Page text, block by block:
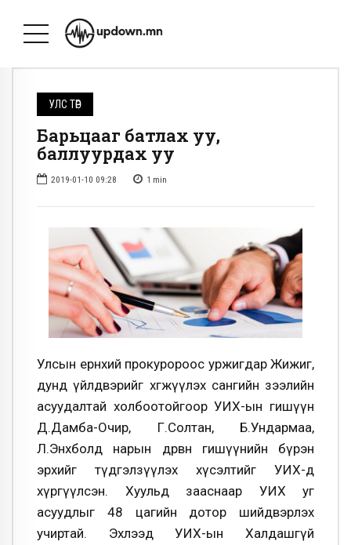
УЛС ТӨР
Барьцааг батлах уу,
баллуурдах уу
2019-01-10 09:28 1 min
Улсын ерөнхий прокуророос уржигдар Жижиг,
дунд үйлдвэрийг хөгжүүлэх сангийн зээлийн
асуудалтай холбоотойгоор УИХ-ын гишүүн
Д.Дамба-Очир, Г.Солтан, Б.Ундармаа,
Л.Энхболд нарын дөрвөн гишүүнийн бүрэн
эрхийг түдгэлзүүлэх хүсэлтийг УИХ-д
хүргүүлсэн. Хуульд зааснаар УИХ уг
асуудлыг 48 цагийн дотор шийдвэрлэх
учиртай. Эхлээд УИХ-ын Халдашгүй